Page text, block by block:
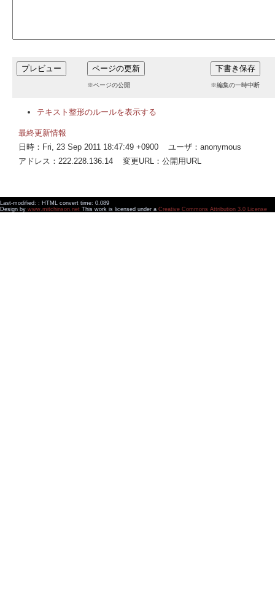
※ページの公開 ※編集の一時中断
テキスト整形のルールを表示する
最終更新情報
日時：Fri, 23 Sep 2011 18:47:49 +0900 ユーザ：anonymous
アドレス：222.228.136.14 変更URL：公開用URL
Last-modified: : HTML convert time: 0.089
Design by www.mitchinson.net This work is licensed under a Creative Commons Attribution 3.0 License